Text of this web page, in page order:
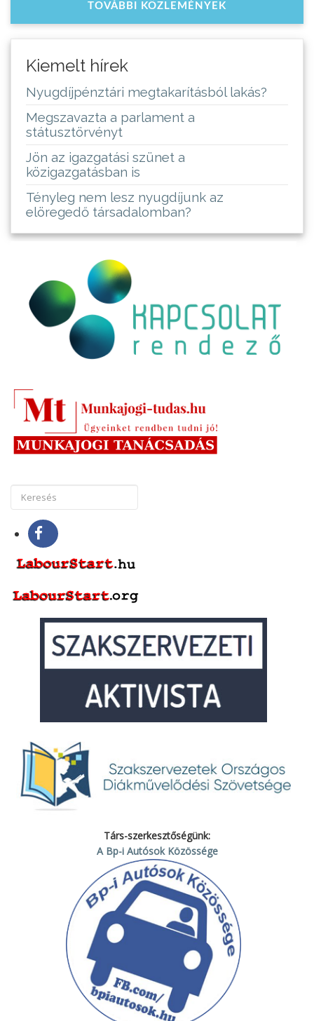
TOVÁBBI KÖZLEMÉNYEK
Kiemelt hírek
Nyugdíjpénztári megtakarításból lakás?
Megszavazta a parlament a
státusztörvényt
Jön az igazgatási szünet a
közigazgatásban is
Tényleg nem lesz nyugdíjunk az
elöregedő társadalomban?
Társ-szerkesztőségünk:
A Bp-i Autósok Közössége